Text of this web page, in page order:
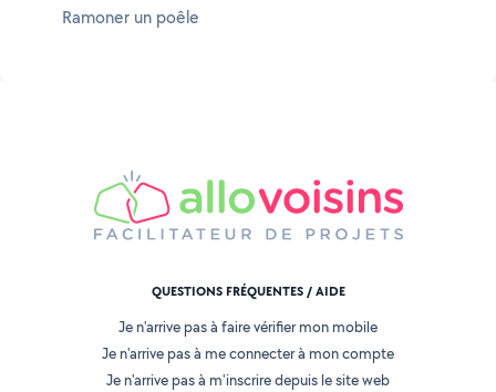
Ramoner un poêle
QUESTIONS FRÉQUENTES / AIDE
Je n'arrive pas à faire vérifier mon mobile
Je n'arrive pas à me connecter à mon compte
Je n'arrive pas à m'inscrire depuis le site web